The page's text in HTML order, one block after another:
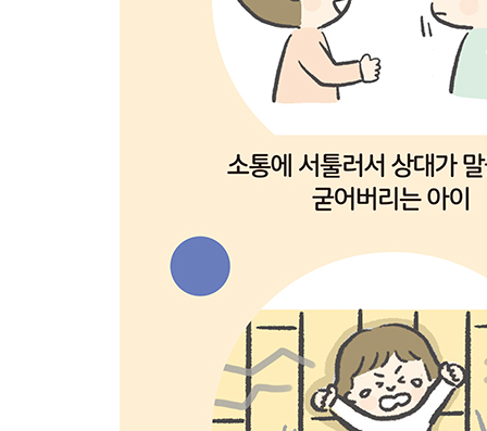
제2장 놀이 편 소통 기술
놀이 01 말 전달하기 게임
놀이 02 동시에 말하기
놀이 03 간단 자기소개
놀이 04 무엇이 떨어졌을까?
놀이 07 몸으로 말해요
놀이 08 기억해서 끝말잇기
놀이 09 이름 부르고 패스하기
놀이 10 콩주머니 옮기기
제3장 놀이 편 대인관계 기술
놀이 11 안내하기